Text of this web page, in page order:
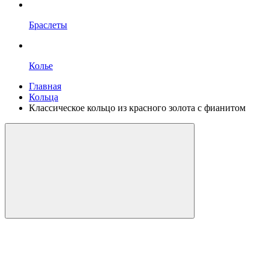
Браслеты
Колье
Главная
Кольца
Классическое кольцо из красного золота с фианитом